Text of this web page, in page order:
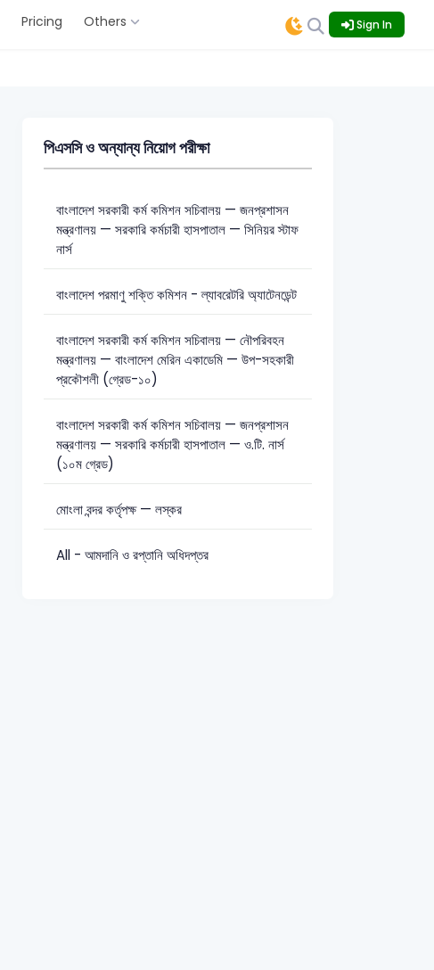
Pricing Others Sign In
পিএসসি ও অন্যান্য নিয়োগ পরীক্ষা
বাংলাদেশ সরকারী কর্ম কমিশন সচিবালয় — জনপ্রশাসন
মন্ত্রণালয় — সরকারি কর্মচারী হাসপাতাল — সিনিয়র স্টাফ
নার্স
বাংলাদেশ পরমাণু শক্তি কমিশন - ল্যাবরেটরি অ্যাটেনডেন্ট
বাংলাদেশ সরকারী কর্ম কমিশন সচিবালয় — নৌপরিবহন
মন্ত্রণালয় — বাংলাদেশ মেরিন একাডেমি — উপ-সহকারী
প্রকৌশলী (গ্রেড-১০)
বাংলাদেশ সরকারী কর্ম কমিশন সচিবালয় — জনপ্রশাসন
মন্ত্রণালয় — সরকারি কর্মচারী হাসপাতাল — ও.টি. নার্স
(১০ম গ্রেড)
মোংলা বন্দর কর্তৃপক্ষ — লস্কর
All - আমদানি ও রপ্তানি অধিদপ্তর